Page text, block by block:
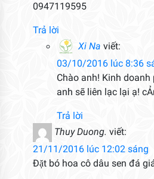
0947119595
Trả lời
Xi Na viết:
03/10/2016 lúc 8:36
Chào anh! Kinh
anh sẽ liên lạc lại ạ!
Trả lời
Thuy Duong. viết:
21/11/2016 lúc 12:02 sáng
Đặt bó hoa cô dâu sen đá